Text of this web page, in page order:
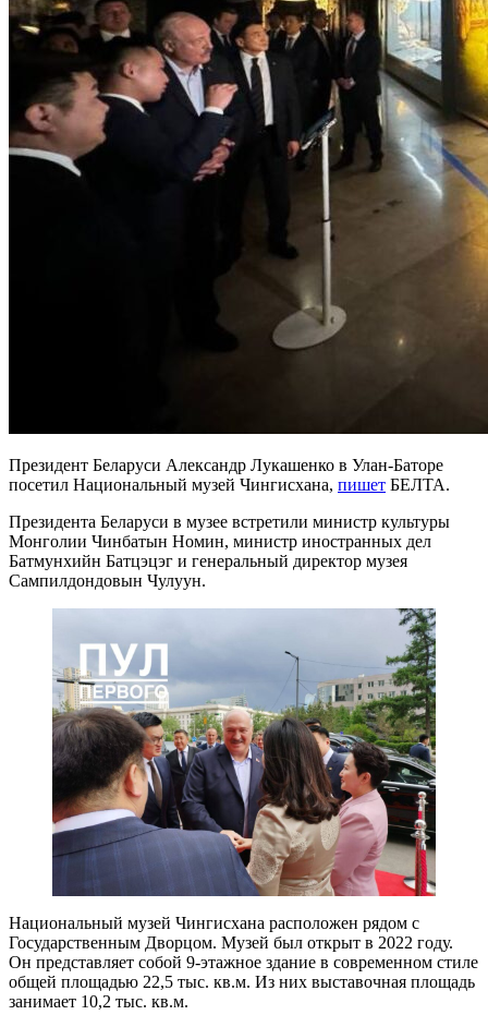
Президент Беларуси Александр Лукашенко в Улан-Баторе
посетил Национальный музей Чингисхана, пишет БЕЛТА.
Президента Беларуси в музее встретили министр культуры
Монголии Чинбатын Номин, министр иностранных дел
Батмунхийн Батцэцэг и генеральный директор музея
Сампилдондовын Чулуун.
Национальный музей Чингисхана расположен рядом с
Государственным Дворцом. Музей был открыт в 2022 году.
Он представляет собой 9-этажное здание в современном стиле
общей площадью 22,5 тыс. кв.м. Из них выставочная площадь
занимает 10,2 тыс. кв.м.